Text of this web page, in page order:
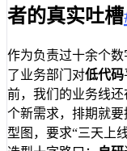
者的真实吐槽
作为负责过十余个
了业务部门对低代码
前，我们的业务线还
个新需求，排期就
型图，要求“三天上